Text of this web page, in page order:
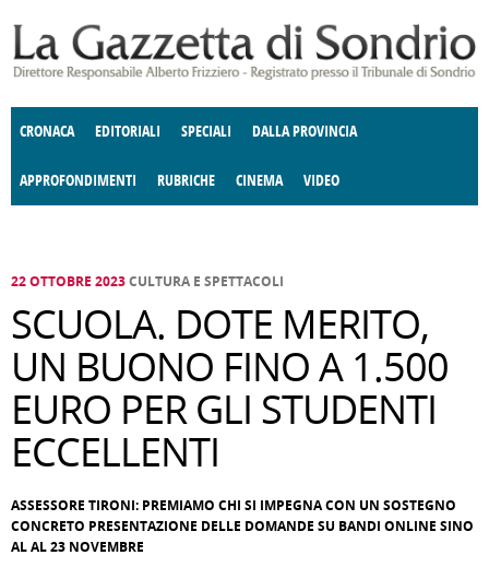
CRONACA EDITORIALI SPECIALI DALLA PROVINCIA
APPROFONDIMENTI
E SPETTACOLI POLITICA
RUBRICHE
DELLE IDEE FATTI DELLO SPIRITO CCCVA
CINEMA VIDEO
22 OTTOBRE 2023CULTURA E SPETTACOLI
SCUOLA. DOTE MERITO,
UN BUONO FINO A 1.500
EURO PER GLI STUDENTI
ECCELLENTI
ASSESSORE TIRONI: PREMIAMO CHI SI IMPEGNA CON UN SOSTEGNO
CONCRETO PRESENTAZIONE DELLE DOMANDE SU BANDI ONLINE SINO
AL AL 23 NOVEMBRE